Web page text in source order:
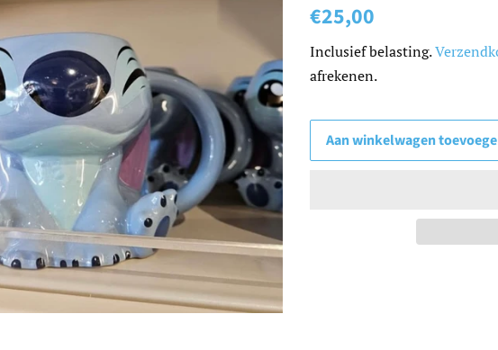
Normale
€25,00
Inclusief belasting.
afrekenen.
Aan winkelwagen